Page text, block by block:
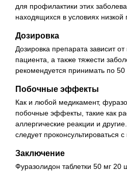
для профилактики этих
находящихся в условиях низкой
Дозировка
Дозировка препарата зависит от
пациента, а также тяжести
рекомендуется принимать по 50
Побочные эффекты
Как и любой медикамент,
побочные эффекты, такие как
аллергические реакции и
следует проконсультироваться с
Заключение
Фуразолидон таблетки 50 мг 20